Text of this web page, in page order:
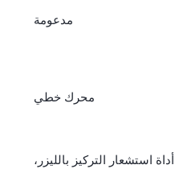
مدعومة
محرك خطي
أداة استشعار التركيز بالليزر،